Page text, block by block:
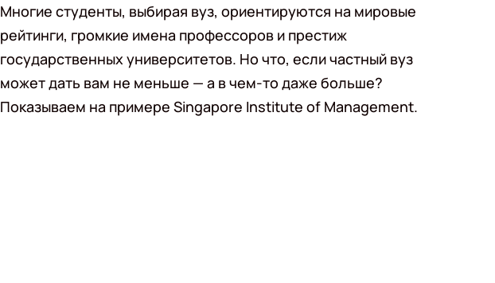
Многие студенты, выбирая вуз, ориентируются на мировые
рейтинги, громкие имена профессоров и престиж
государственных университетов. Но что, если частный вуз
может дать вам не меньше — а в чем-то даже больше?
Показываем на примере Singapore Institute of Management.